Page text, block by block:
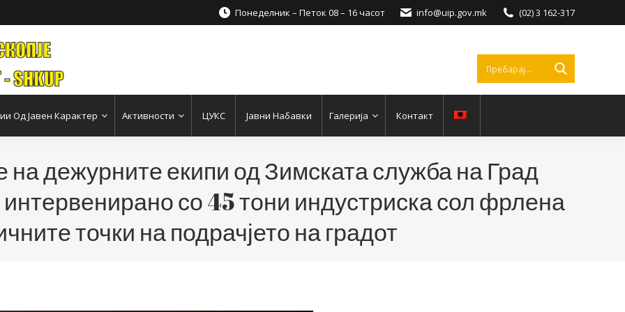
Понеделник – Петок 08 – 16 часот info@uip.gov.mk (02) 3 162-317
Од Јавен Карактер Активности ЦУКС Јавни Набавки Галерија Контакт
на дежурните екипи од Зимската служба на Град
интервенирано со 45 тони индустриска сол фрлена
точки на подрачјето на градот